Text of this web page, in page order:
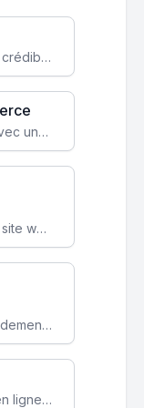
Augmentez votre visibilité et crédibilité en ligne avec un site web performant, conçu pour attirer plus de clients.
Transformez votre activité avec une boutique en ligne, accessible à l'échelle mondiale 24/7.
Boostez la visibilité de votre site web sur Google et attirez du trafic qualifié grâce à nos stratégies SEO.
Attirez des clients ciblés rapidement avec des campagnes publicitaires payantes optimisées pour vos objectifs.
Augmentez votre notoriété en ligne et stimulez la croissance de votre entreprise grâce à une stratégie sociale sur mesure.